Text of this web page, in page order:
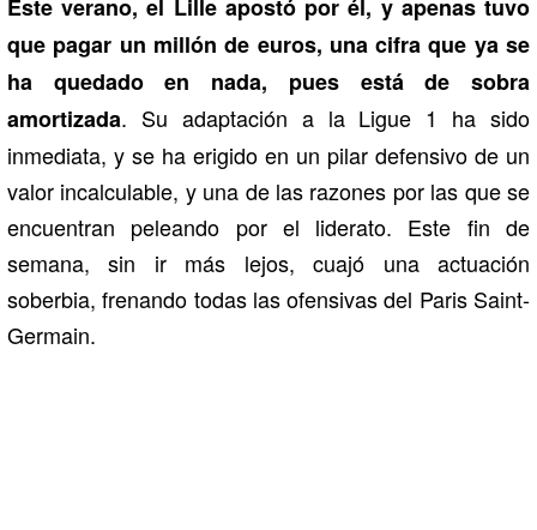
Este verano, el Lille apostó por él, y apenas tuvo
que pagar un millón de euros, una cifra que ya se
ha quedado en nada, pues está de sobra
amortizada. Su adaptación a la Ligue 1 ha sido
inmediata, y se ha erigido en un pilar defensivo de un
valor incalculable, y una de las razones por las que se
encuentran peleando por el liderato. Este fin de
semana, sin ir más lejos, cuajó una actuación
soberbia, frenando todas las ofensivas del Paris Saint-
Germain.